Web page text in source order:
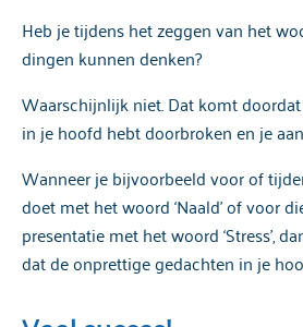
Heb je tijdens het zeggen van het
dingen kunnen denken?
Waarschijnlijk niet. Dat komt
in je hoofd hebt doorbroken en je
Wanneer je bijvoorbeeld voor of
doet met het woord ‘Naald’ of voor
presentatie met het woord ‘Stress’,
dat de onprettige gedachten in je